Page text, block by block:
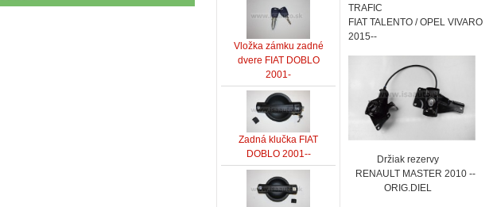
Vložka zámku zadné
dvere FIAT DOBLO
2001-
Zadná klučka FIAT
DOBLO 2001--
TRAFIC
FIAT TALENTO / OPEL VIVARO
2015--
Držiak rezervy
RENAULT MASTER 2010 --
ORIG.DIEL